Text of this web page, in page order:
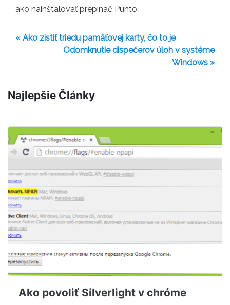
ako nainštalovať prepínač Punto.
« Ako zistiť triedu pamäťovej karty, čo to je
Odomknutie dispečerov úloh v systéme
Windows »
Najlepšie Články
Ako povoliť Silverlight v chróme